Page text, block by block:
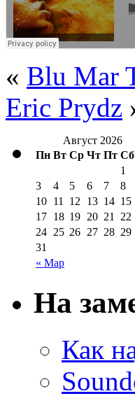
« Blu Mar
Eric Prydz
Август 2026
Пн Вт Ср Чт Пт Сб
« Мар
1
3
4 5 6 7 8
10 11 12 13 14 15
17 18 19 20 21 22
24 25 26 27 28 29
31
На
Как